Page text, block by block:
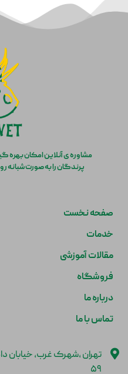
مشاوره ی آنلاین امکان
پرندگان را به صورت شبانه
صفحه نخست
خدمات
مقالات آموزشی
فروشگاه
درباره ما
تماس با ما
تهران ،شهرک غرب، خیابان
۵۹